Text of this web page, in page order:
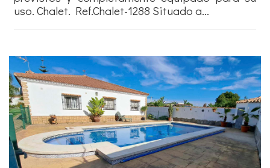
uso. Chalet. Ref.Chalet-1288 Situado a...